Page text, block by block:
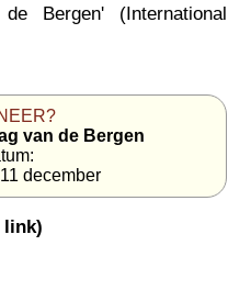
Bergen' (International
van de Bergen
december
link)